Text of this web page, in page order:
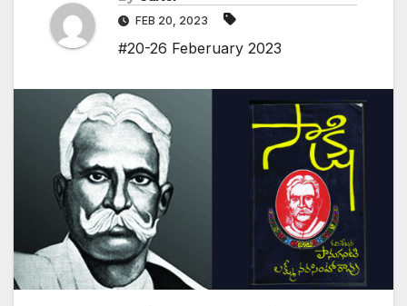
FEB 20, 2023
#20-26 Feberuary 2023